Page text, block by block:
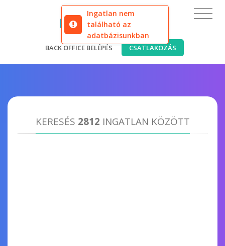
Ingatlan nem
található az
adatbázisunkban
BACK OFFICE BELÉPÉS CSATLAKOZÁS
KERESÉS 2812 INGATLAN KÖZÖTT